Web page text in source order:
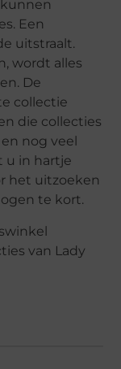
Een
uitstraalt.
wordt alles
De
collectie
die collecties
nog veel
u in hartje
het uitzoeken
te kort.